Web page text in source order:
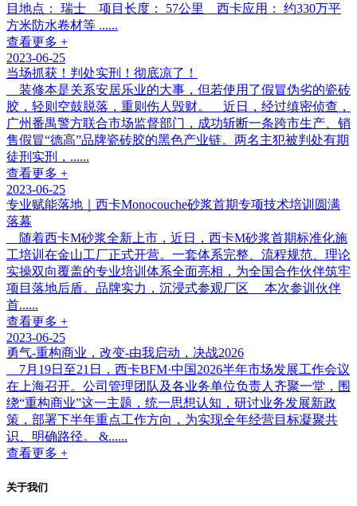
目地点： 瑞士 项目长度： 57公里 西卡应用： 约330万平
方米防水卷材等 ......
查看更多 +
2023-06-25
当场抓获！判处实刑！彻底凉了！
装修本是关系安居乐业的大事，但若使用了假冒伪劣的瓷砖
胶，轻则空鼓脱落，重则伤人毁财。 近日，经过缜密侦查，
广州番禺警方联合市场监督部门，成功斩断一条跨市生产、销
售假冒“德高”品牌瓷砖胶的黑色产业链。两名主犯被判处有期
徒刑实刑，......
查看更多 +
2023-06-25
专业赋能落地｜西卡Monocouche砂浆首期专项技术培训圆满
落幕
随着西卡M砂浆全新上市，近日，西卡M砂浆首期标准化施
工培训在金山工厂正式开营。一套体系完整、流程规范、理论
实操双向覆盖的专业培训体系全面亮相，为全国合作伙伴筑牢
项目落地后盾。品牌实力，沉浸式参观厂区 本次参训伙伴
首......
查看更多 +
2023-06-25
勇气-重构商业，改变-由我启动，决战2026
7月19日至21日，西卡BFM·中国2026半年市场发展工作会议
在上海召开。公司管理团队及各业务单位负责人齐聚一堂，围
绕“重构商业”这一主题，统一思想认知，研讨业务发展新政
策，部署下半年重点工作方向，为实现全年经营目标凝聚共
识、明确路径。 &......
查看更多 +
关于我们